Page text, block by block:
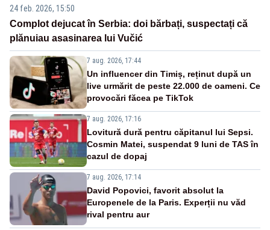
24 feb. 2026, 15:50
Complot dejucat în Serbia: doi bărbați, suspectați că
plănuiau asasinarea lui Vučić
7 aug. 2026, 17:44
Un influencer din Timiș, reținut după un
live urmărit de peste 22.000 de oameni. Ce
provocări făcea pe TikTok
7 aug. 2026, 17:16
Lovitură dură pentru căpitanul lui Sepsi.
Cosmin Matei, suspendat 9 luni de TAS în
cazul de dopaj
7 aug. 2026, 17:14
David Popovici, favorit absolut la
Europenele de la Paris. Experții nu văd
rival pentru aur